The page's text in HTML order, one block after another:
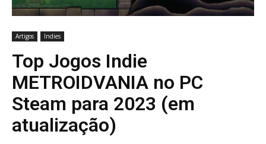
Artigos Indies
Top Jogos Indie
METROIDVANIA no PC
Steam para 2023 (em
atualização)